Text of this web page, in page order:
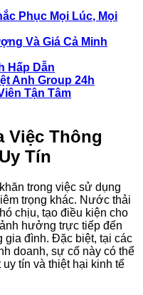
Phục Mọi Lúc, Mọi
Và Giá Cả Minh
Hấp Dẫn
Anh Group 24h
Tận Tâm
Việc Thông
Tín
trong việc sử dụng
trọng khác. Nước thải
chịu, tạo điều kiện cho
hưởng trực tiếp đến
gia đình. Đặc biệt, tại các
doanh, sự cố này có thể
uy tín và thiệt hại kinh tế